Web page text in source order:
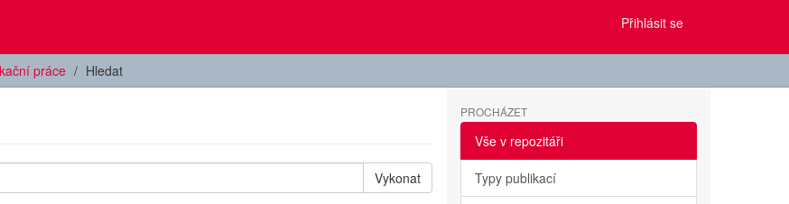
Přihlásit se
práce Hledat
Vykonat
PROCHÁZET
Vše v repozitáři
Typy publikací